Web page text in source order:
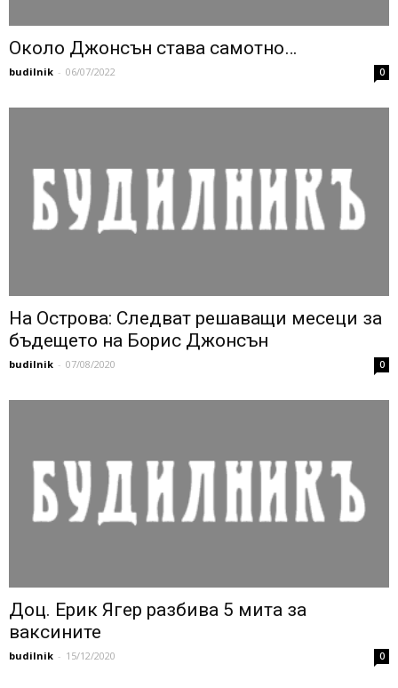
Около Джонсън става самотно…
budilnik - 06/07/2022 0
Нa Ocтрoвa: Cлeдвaт рeшaвaщи мeceци зa
бъдeщeтo нa Бoриc Джoнcън
budilnik - 07/08/2020 0
Доц. Eрик Ягер разбива 5 мита за
ваксините
budilnik - 15/12/2020 0